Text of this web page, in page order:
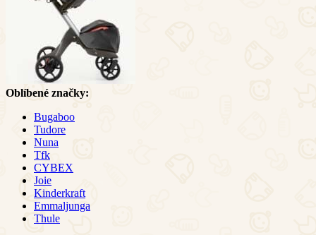
Oblíbené značky:
Bugaboo
Tudore
Nuna
Tfk
CYBEX
Joie
Kinderkraft
Emmaljunga
Thule